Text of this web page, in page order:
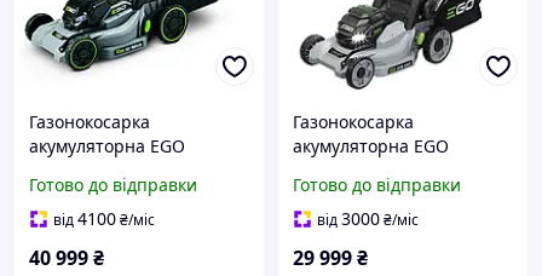
Газонокосарка
акумуляторна EGO
(АКБ + ЗУ) надійна для
підстригання газону
Готово до відправки
від4100₴/міс
40 999₴
Газонокосарка
акумуляторна EGO
професійного
продстригання газону
Готово до відправки
від3000₴/міс
29 999₴